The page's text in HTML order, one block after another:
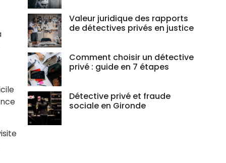
Valeur juridique des rapports
de détectives privés en justice
Comment choisir un détective
privé : guide en 7 étapes
Détective privé et fraude
sociale en Gironde